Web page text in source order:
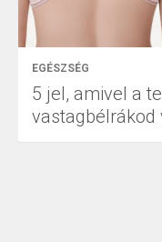
EGÉSZSÉG
5 jel, amivel a
vastagbélrákod